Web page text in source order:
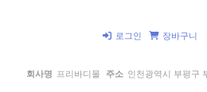
로그인 장바구니
회사명 프리바디몰 주소 인천광역시 부평구